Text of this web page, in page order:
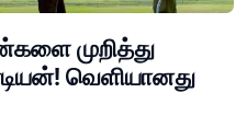
முறித்து
வெளியானது